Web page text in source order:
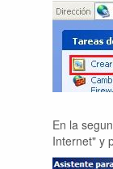
En la
Internet" y